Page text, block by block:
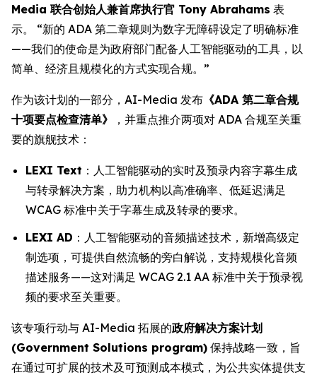
Media 联合创始人兼首席执行官 Tony Abrahams 表
示。 “新的 ADA 第二章规则为数字无障碍设定了明确标准
——我们的使命是为政府部门配备人工智能驱动的工具，以
简单、经济且规模化的方式实现合规。”
作为该计划的一部分，AI-Media 发布 《ADA 第二章合规
十项要点检查清单》
，并重点推介两项对 ADA 合规至关重
要的旗舰技术：
LEXI Text ：人工智能驱动的实时及预录内容字幕生成
与转录解决方案，助力机构以高准确率、低延迟满足
WCAG 标准中关于字幕生成及转录的要求。
LEXI AD ：人工智能驱动的音频描述技术，新增高级定
制选项，可提供自然流畅的旁白解说，支持规模化音频
描述服务——这对满足 WCAG 2.1 AA 标准中关于预录视
频的要求至关重要。
该专项行动与 AI-Media 拓展的政府解决方案计划
(Government Solutions program) 保持战略一致，旨
在通过可扩展的技术及可预测成本模式，为公共实体提供支